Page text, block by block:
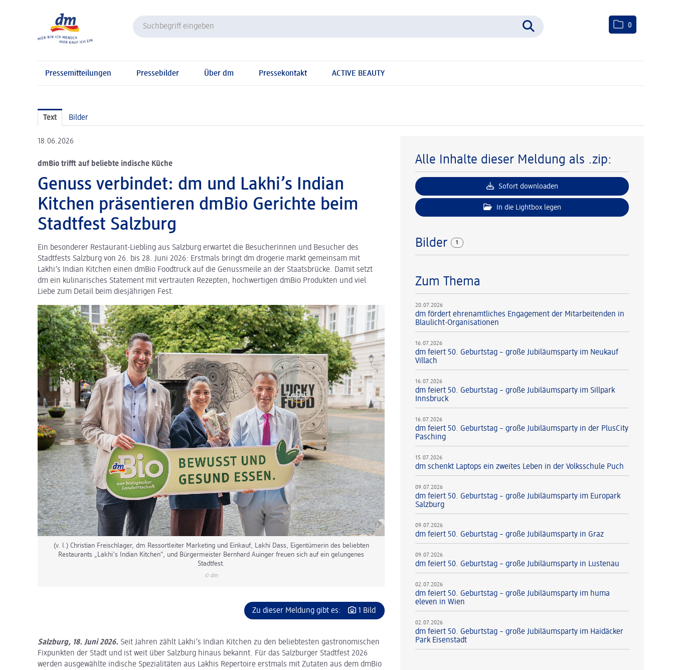
0
Pressemitteilungen Pressebilder Über dm Pressekontakt ACTIVE BEAUTY
Text Bilder
18.06.2026
dmBio trifft auf beliebte indische Küche
Genuss verbindet: dm und Lakhi’s Indian
Kitchen präsentieren dmBio Gerichte beim
Stadtfest Salzburg
Ein besonderer Restaurant-Liebling aus Salzburg erwartet die Besucherinnen und Besucher des
Stadtfests Salzburg von 26. bis 28. Juni 2026: Erstmals bringt dm drogerie markt gemeinsam mit
Lakhi’s Indian Kitchen einen dmBio Foodtruck auf die Genussmeile an der Staatsbrücke. Damit setzt
dm ein kulinarisches Statement mit vertrauten Rezepten, hochwertigen dmBio Produkten und viel
Liebe zum Detail beim diesjährigen Fest.
(v. l.) Christian Freischlager, dm Ressortleiter Marketing und Einkauf, Lakhi Dass, Eigentümerin des beliebten
Restaurants „Lakhi’s Indian Kitchen“, und Bürgermeister Bernhard Auinger freuen sich auf ein gelungenes
Stadtfest.
© dm
Zu dieser Meldung gibt es: 1 Bild
Salzburg, 18. Juni 2026. Seit Jahren zählt Lakhi’s Indian Kitchen zu den beliebtesten gastronomischen
Fixpunkten der Stadt und ist weit über Salzburg hinaus bekannt. Für das Salzburger Stadtfest 2026
werden ausgewählte indische Spezialitäten aus Lakhis Repertoire erstmals mit Zutaten aus dem dmBio
Alle Inhalte dieser Meldung als .zip:
Sofort downloaden
In die Lightbox legen
Bilder 1
Zum Thema
20.07.2026
dm fördert ehrenamtliches Engagement der Mitarbeitenden in
Blaulicht-Organisationen
16.07.2026
dm feiert 50. Geburtstag – große Jubiläumsparty im Neukauf
Villach
16.07.2026
dm feiert 50. Geburtstag – große Jubiläumsparty im Sillpark
Innsbruck
16.07.2026
dm feiert 50. Geburtstag – große Jubiläumsparty in der PlusCity
Pasching
15.07.2026
dm schenkt Laptops ein zweites Leben in der Volksschule Puch
09.07.2026
dm feiert 50. Geburtstag – große Jubiläumsparty im Europark
Salzburg
09.07.2026
dm feiert 50. Geburtstag – große Jubiläumsparty in Graz
09.07.2026
dm feiert 50. Geburtstag – große Jubiläumsparty in Lustenau
02.07.2026
dm feiert 50. Geburtstag – große Jubiläumsparty im huma
eleven in Wien
02.07.2026
dm feiert 50. Geburtstag – große Jubiläumsparty im Haidäcker
Park Eisenstadt